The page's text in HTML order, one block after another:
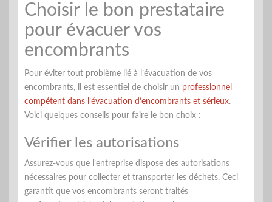
Choisir le bon prestataire
pour évacuer vos
encombrants
Pour éviter tout problème lié à l’évacuation de vos
encombrants, il est essentiel de choisir un professionnel
compétent dans l’évacuation d’encombrants et sérieux.
Voici quelques conseils pour faire le bon choix :
Vérifier les autorisations
Assurez-vous que l’entreprise dispose des autorisations
nécessaires pour collecter et transporter les déchets. Ceci
garantit que vos encombrants seront traités